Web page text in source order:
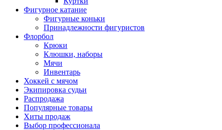
Фигурное катание
Фигурные коньки
Принадлежности фигуристов
Флорбол
Крюки
Клюшки, наборы
Мячи
Инвентарь
Хоккей с мячом
Экипировка судьи
Распродажа
Популярные товары
Хиты продаж
Выбор профессионала